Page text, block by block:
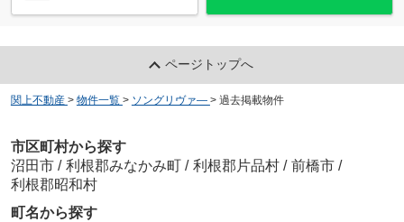
ページトップへ
関上不動産 > 物件一覧 > ソングリヴァ― > 過去掲載物件
市区町村から探す
沼田市 / 利根郡みなかみ町 / 利根郡片品村 / 前橋市 /
利根郡昭和村
町名から探す